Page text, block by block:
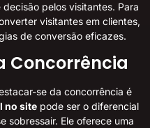
pelos visitantes. Para
visitantes em clientes,
de conversão eficazes.
Concorrência
se da concorrência é
no site pode ser o diferencial
sobressair. Ele oferece uma